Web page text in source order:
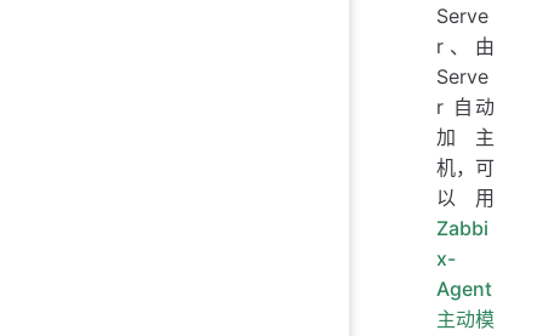
Serve
r、由
Serve
r 自动
加主
机，可
以用
Zabbi
x-
Agent
主动模